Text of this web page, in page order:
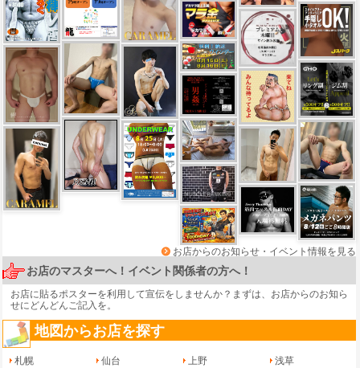
お店からのお知らせ・イベント情報を見る
お店のマスターへ！イベント関係者の方へ！
お店に貼るポスターを利用して宣伝をしませんか？まずは、 お店からのお知ら
せにどんどんご記入を。
地図からお店を探す
札幌 仙台 上野
浅草